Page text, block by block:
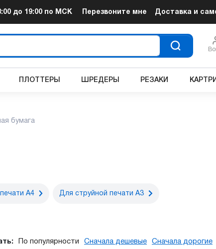
до 19:00 по МСК Перезвоните мне Доставка и
ПЛОТТЕРЫ ШРЕДЕРЫ РЕЗАКИ
бумага
A4 Для струйной печати A3
По популярности Сначала дешевые Сначала дорогие